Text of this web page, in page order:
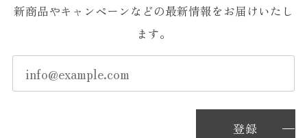
新商品やキャンペーンなどの最新情報をお届けいたし
ます。
登録